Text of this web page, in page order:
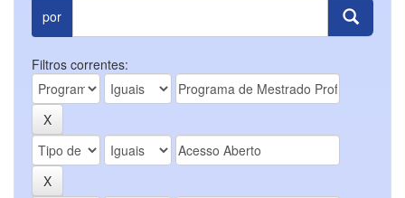
por
Filtros correntes: